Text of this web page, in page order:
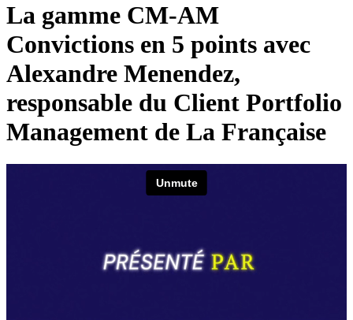
La gamme CM-AM
Convictions en 5 points avec
Alexandre Menendez,
responsable du Client Portfolio
Management de La Française